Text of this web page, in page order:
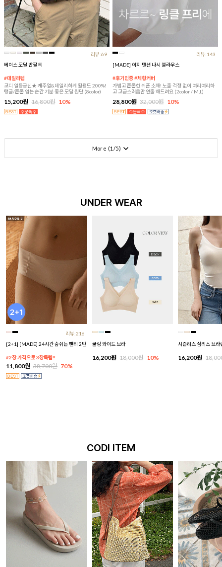
리뷰:69
베이스 모달 반팔 티
#데일리템
코디 일등공신★ 캐주얼&데일리하게 활용도 200%!
탱글/쫀쫀 입는 순간 기분 좋은 모달 원단 (8color)
15,200원 16,800원 10%
리뷰:143
[MADE] 이지 텐션 나시 블라우스
#후기인증 #체형커버
가볍고 쫀쫀한 쉬폰 소재! 노출 걱정 없이 여리여리하
고 고급스러움만 연출 해드려요 (2color / M,L)
28,800원 32,000원 10%
More (1 /5)
UNDER WEAR
리뷰:216
[2+1] [MADE] 24시간 숨쉬는 팬티 2탄
#2장 가격으로 3장득템!!
11,800원 38,700원 70%
쿨링 와이드 브라
16,200원 18,000원 10%
시즌리스 심리스 브라
16,200원
CODI ITEM